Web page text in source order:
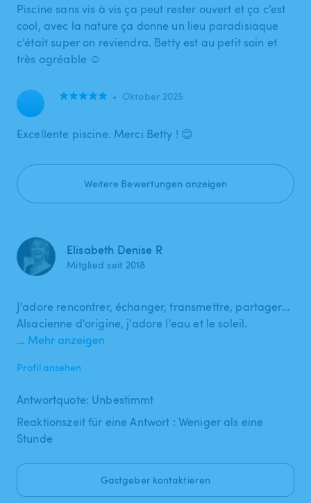
Piscine sans vis à vis ça peut rester ouvert et ça c’est
cool, avec la nature ça donne un lieu paradisiaque
c’était super on reviendra. Betty est au petit soin et
très agréable ☺️
• Oktober 2025
Excellente piscine. Merci Betty ! 😊
Weitere Bewertungen anzeigen
Elisabeth Denise R
Mitglied seit 2018
J'adore rencontrer, échanger, transmettre, partager...
Alsacienne d'origine, j'adore l'eau et le soleil.
… Mehr anzeigen
Profil ansehen
Antwortquote: Unbestimmt
Reaktionszeit für eine Antwort : Weniger als eine
Stunde
Gastgeber kontaktieren